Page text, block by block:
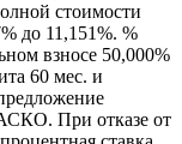
стоимости
до 11,151%. %
взносе 50,000%
60 мес. и
При отказе от